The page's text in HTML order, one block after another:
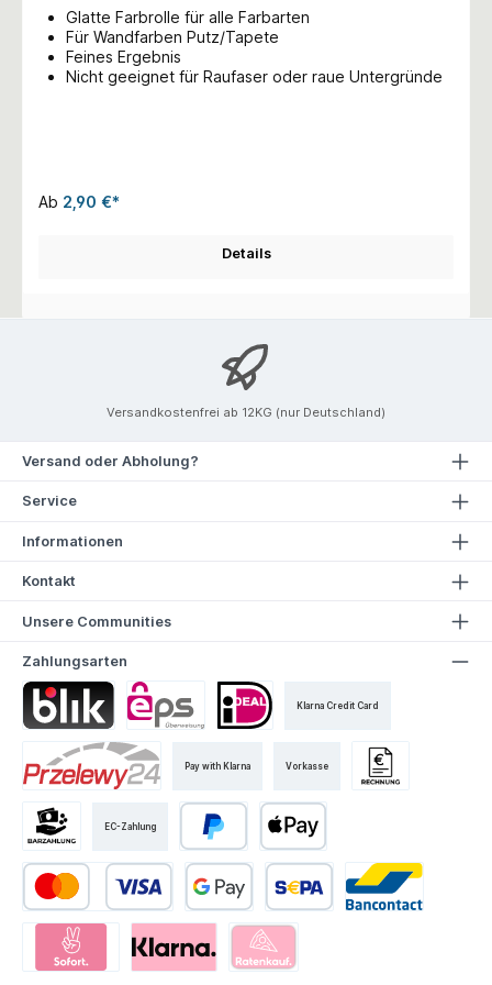
Glatte Farbrolle für alle Farbarten
Für Wandfarben Putz/Tapete
Feines Ergebnis
Nicht geeignet für Raufaser oder raue Untergründe
Ab 2,90 €*
Details
Versandkostenfrei ab 12KG (nur Deutschland)
Versand oder Abholung?
Service
Informationen
Kontakt
Unsere Communities
Zahlungsarten
Klarna Credit Card
Pay with Klarna Vorkasse
EC-Zahlung